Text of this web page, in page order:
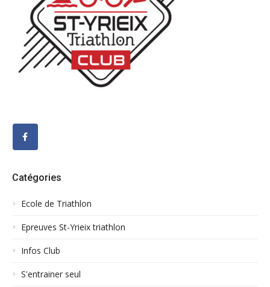
Catégories
Ecole de Triathlon
Epreuves St-Yrieix triathlon
Infos Club
S'entrainer seul